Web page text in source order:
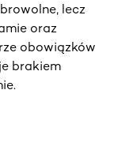
lecz
oraz
obowiązków
brakiem